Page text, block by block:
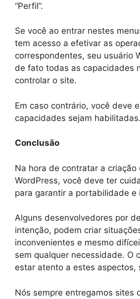
“Perfil”.
Se você ao entrar nestes
tem acesso a efetivar as
correspondentes, seu usuário
de fato todas as capacidades
controlar o site.
Em caso contrário, você deve
capacidades sejam habilitadas.
Conclusão
Na hora de contratar a criação
WordPress, você deve ter
para garantir a portabilidade e
Alguns desenvolvedores por
intenção, podem criar
inconvenientes e mesmo
sem qualquer necessidade. O
estar atento a estes aspectos,
Nós sempre entregamos sites